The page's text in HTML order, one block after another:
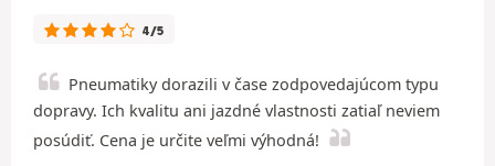
4/5
Pneumatiky dorazili v čase zodpovedajúcom typu
dopravy. Ich kvalitu ani jazdné vlastnosti zatiaľ neviem
posúdiť. Cena je určite veľmi výhodná!